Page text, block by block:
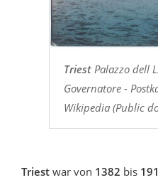
TriestPalazzo dell
Governatore -
Wikipedia (Public
Triest war von 1382 bis